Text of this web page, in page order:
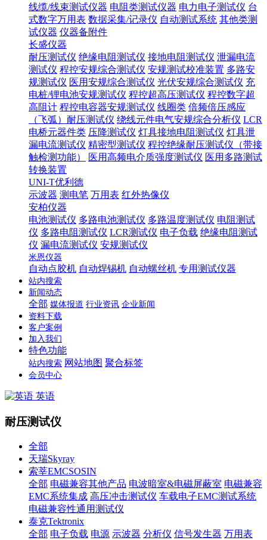
线缆/线束测试仪器 电阻类测试仪器 电力电子测试仪 台
式数字万用表 数据采集/记录仪 自动测试系统 其他类测
试仪器 仪器备附件
长盛仪器
耐压测试仪 绝缘电阻测试仪 接地电阻测试仪 泄漏电流
测试仪 程控安规综合测试仪 安规测试校准装置 多路安
规测试仪 医用安规综合测试仪 光伏安规综合测试仪 充
电桩/锂电池安规测试仪 程控超高压测试仪 程控数字超
高阻计 程控电容器安规测试仪 线圈类 倍频倍压感应
（飞弧）耐压测试仪 绕线元件电气安规综合分析仪 LCR
电桥元器件类 压降测试仪 灯具接地电阻测试仪 灯具泄
漏电流测试仪 精密型测试仪 程控绝缘耐压测试仪（带接
触检测功能）
医用高频电介质强度测试仪 医用多路测试
转换装置
UNI-T优利德
示波器 测电笔 万用表 红外热像仪
安柏仪器
电池测试仪 多路电池测试仪 多路温度测试仪 电阻测试
仪 多路电阻测试仪 LCR测试仪 电子负载 绝缘电阻测试
仪 漏电流测试仪 安规测试仪
米恩仪器
自动点胶机 自动焊锡机 自动螺丝机 专用测试仪器
站内搜索
新闻动态
全部 媒体报道 行业资讯 企业新闻
资料下载
客户案例
加入我们
特色功能
站内搜索 网站地图 聚合标签
会员中心
英语
耐压测试仪
全部
天瑞Skyray
索莘EMCSOSIN
全部 电磁兼容其他产品 电波暗室&电磁屏蔽室 电磁兼容
EMC系统集成 高压冲击测试仪 车载电子EMC测试系统
电磁兼容性通用测试仪
泰克Tektronix
全部 电子负载 电源 示波器 分析仪 信号发生器 万用表